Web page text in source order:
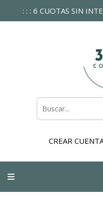
: : : 6 CUOTAS SIN
CREAR